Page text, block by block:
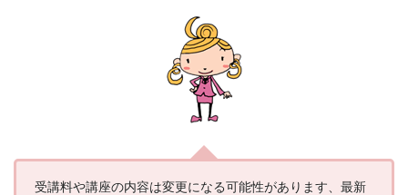
受講料や講座の内容は変更になる可能性があります、最新